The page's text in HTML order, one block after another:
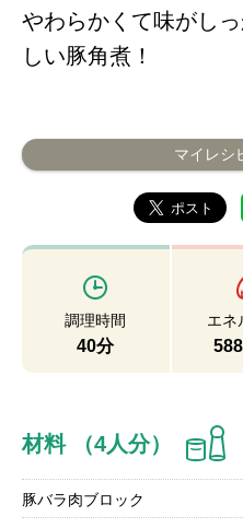
やわらかくて味がし
しい豚角煮！
マイレシ
調理時間
40分
エネ
材料 （4人分）
豚バラ肉ブロック